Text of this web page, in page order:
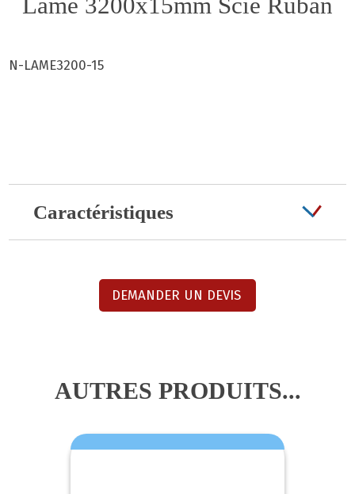
N-LAME3200-15
Caractéristiques
DEMANDER UN DEVIS
AUTRES PRODUITS...